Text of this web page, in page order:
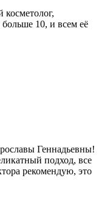
10, и всем её
Геннадьевны!
подход, все
рекомендую, это